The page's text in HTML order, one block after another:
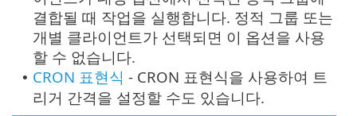
결합될 때 작업을 실행합니다. 정적 그룹 또는
개별 클라이언트가 선택되면 이 옵션을 사용
할 수 없습니다.
• CRON 표현식 - CRON 표현식을 사용하여 트
리거 간격을 설정할 수도 있습니다.